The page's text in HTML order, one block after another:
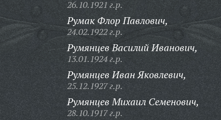
26.10.1921 г.р.
Румак Флор Павлович,
24.02.1922 г.р.
Румянцев Василий Иванович,
13.01.1924 г.р.
Румянцев Иван Яковлевич,
25.12.1927 г.р.
Румянцев Михаил Семенович,
28.10.1917 г.р.